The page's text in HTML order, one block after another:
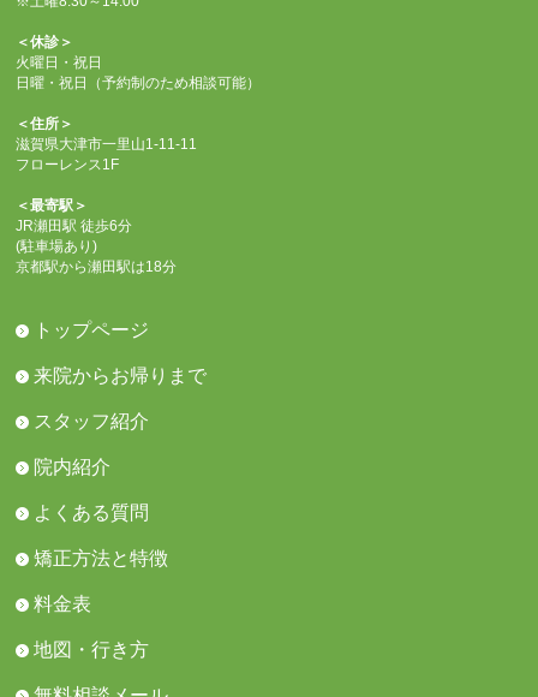
＜休診＞
火曜日・祝日
日曜・祝日（予約制のため相談可能）
＜住所＞
滋賀県大津市一里山1-11-11
フローレンス1F
＜最寄駅＞
JR瀬田駅 徒歩6分
(駐車場あり)
京都駅から瀬田駅は18分
トップページ
来院からお帰りまで
スタッフ紹介
院内紹介
よくある質問
矯正方法と特徴
料金表
地図・行き方